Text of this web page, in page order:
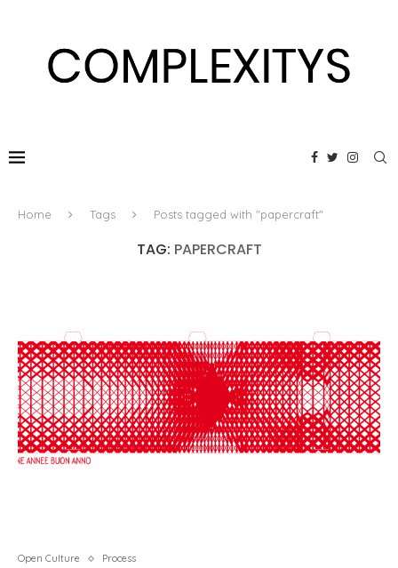
Home Tags Posts tagged with "papercraft"
TAG: PAPERCRAFT
Open Culture Process